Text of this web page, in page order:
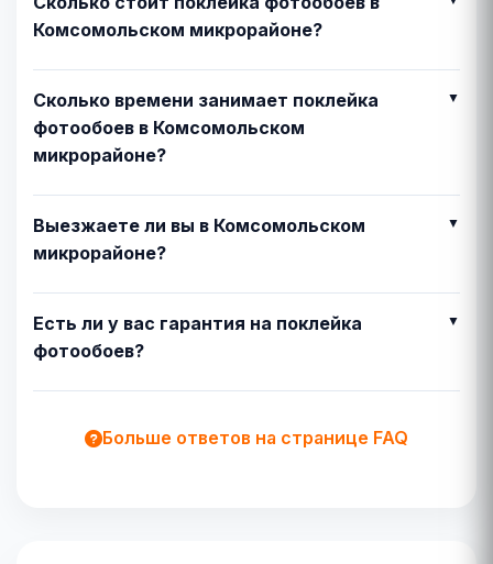
Комсомольском микрорайоне?
Сколько времени занимает поклейка
фотообоев в Комсомольском
микрорайоне?
Выезжаете ли вы в Комсомольском
микрорайоне?
Есть ли у вас гарантия на поклейка
фотообоев?
Больше ответов на странице FAQ